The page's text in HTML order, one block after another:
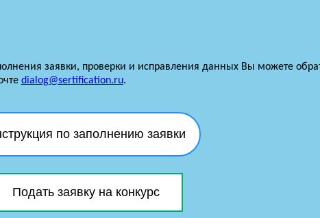
заявки, проверки и исправления данных Вы можете
dialog@sertification.ru.
по заполнению заявки
Подать заявку на конкурс